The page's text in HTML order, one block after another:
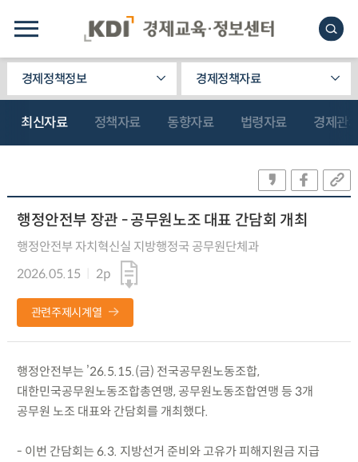
경제정책정보 경제정책자료
최신자료 정책자료 동향자료 법령자료 경제관
행정안전부 장관 - 공무원노조 대표 간담회 개최
행정안전부 자치혁신실 지방행정국 공무원단체과
2026.05.15
2p
관련주제시계열
행정안전부는 ’26.5.15.(금) 전국공무원노동조합,
대한민국공무원노동조합총연맹, 공무원노동조합연맹 등 3개
공무원 노조 대표와 간담회를 개최했다.
- 이번 간담회는 6.3. 지방선거 준비와 고유가 피해지원금 지급